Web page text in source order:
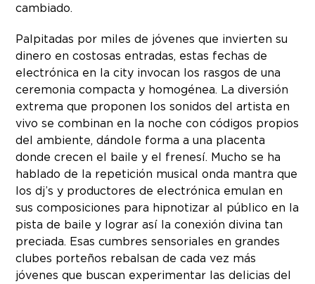
cambiado.
Palpitadas por miles de jóvenes que invierten su
dinero en costosas entradas, estas fechas de
electrónica en la city invocan los rasgos de una
ceremonia compacta y homogénea. La diversión
extrema que proponen los sonidos del artista en
vivo se combinan en la noche con códigos propios
del ambiente, dándole forma a una placenta
donde crecen el baile y el frenesí. Mucho se ha
hablado de la repetición musical onda mantra que
los dj’s y productores de electrónica emulan en
sus composiciones para hipnotizar al público en la
pista de baile y lograr así la conexión divina tan
preciada. Esas cumbres sensoriales en grandes
clubes porteños rebalsan de cada vez más
jóvenes que buscan experimentar las delicias del